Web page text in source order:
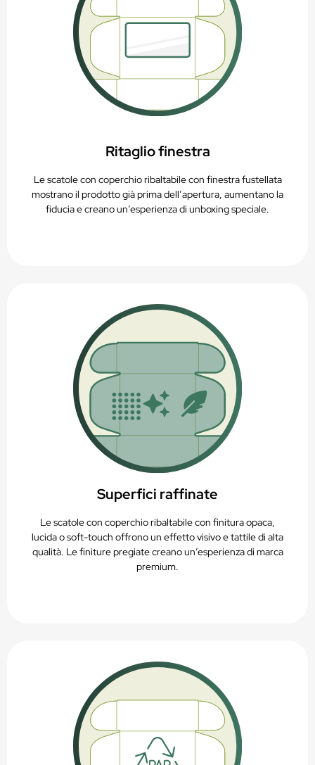
Ritaglio finestra
Le scatole con coperchio ribaltabile con finestra fustellata
mostrano il prodotto già prima dell’apertura, aumentano la
fiducia e creano un’esperienza di unboxing speciale.
Superfici raffinate
Le scatole con coperchio ribaltabile con finitura opaca,
lucida o soft-touch offrono un effetto visivo e tattile di alta
qualità. Le finiture pregiate creano un’esperienza di marca
premium.